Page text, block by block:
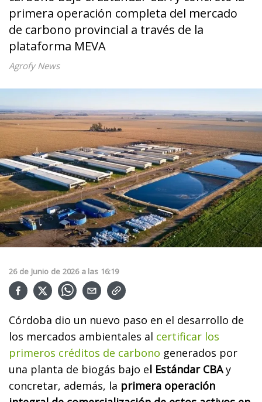
primera operación completa del mercado
de carbono provincial a través de la
plataforma MEVA
Agrofy News
26 de Junio de 2026 a las 16:19
Córdoba dio un nuevo paso en el desarrollo de
los mercados ambientales al certificar los
primeros créditos de carbono generados por
una planta de biogás bajo el Estándar CBAy
concretar, además, la primera operación